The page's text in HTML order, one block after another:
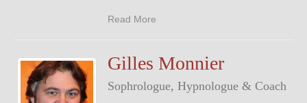
Read More
Gilles Monnier
Sophrologue, Hypnologue & Coach